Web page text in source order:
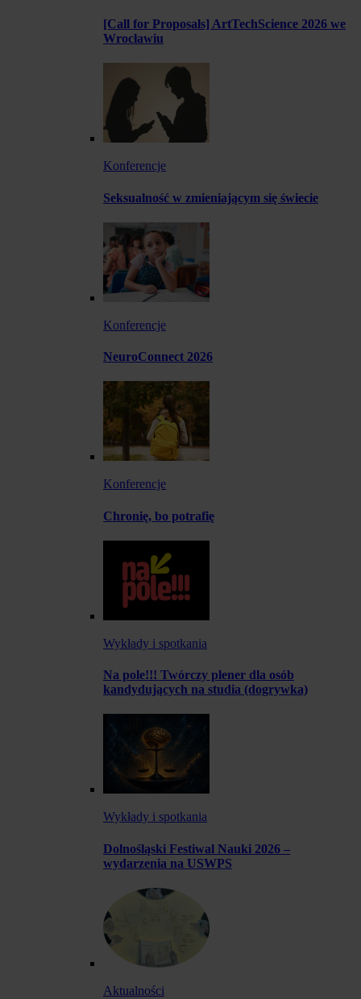
[Call for Proposals] ArtTechScience 2026 we
Wrocławiu
Konferencje
Seksualność w zmieniającym się świecie
Konferencje
NeuroConnect 2026
Konferencje
Chronię, bo potrafię
Wykłady i spotkania
Na pole!!! Twórczy plener dla osób
kandydujących na studia (dogrywka)
Wykłady i spotkania
Dolnośląski Festiwal Nauki 2026 –
wydarzenia na USWPS
Aktualności